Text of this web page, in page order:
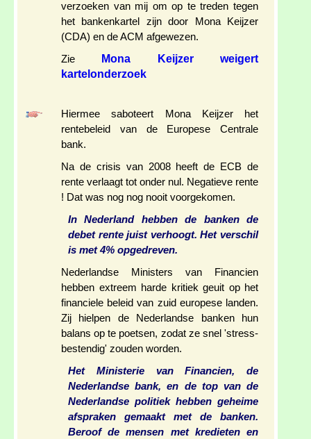
verzoeken van mij om op te treden tegen
het bankenkartel zijn door Mona Keijzer
(CDA) en de ACM afgewezen.
Zie
Mona Keijzer weigert
kartelonderzoek
Hiermee saboteert Mona Keijzer het
rentebeleid van de Europese Centrale
bank.
Na de crisis van 2008 heeft de ECB de
rente verlaagt tot onder nul. Negatieve rente
! Dat was nog nog nooit voorgekomen.
In Nederland hebben de banken de
debet rente juist verhoogt. Het verschil
is met 4% opgedreven.
Nederlandse Ministers van Financien
hebben extreem harde kritiek geuit op het
financiele beleid van zuid europese landen.
Zij hielpen de Nederlandse banken hun
balans op te poetsen, zodat ze snel 'stress-
bestendig' zouden worden.
Het Ministerie van Financien, de
Nederlandse bank, en de top van de
Nederlandse politiek hebben geheime
afspraken gemaakt met de banken.
Beroof de mensen met kredieten en